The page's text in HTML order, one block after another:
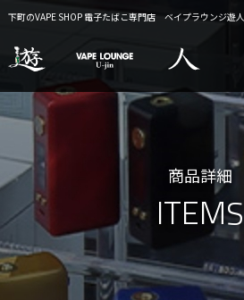
下町のVAPE SHOP 電子たばこ専門店 ベイプラウンジ遊人
商品詳細
ITEMS